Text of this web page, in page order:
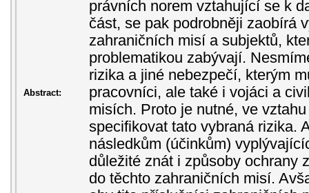
Abstract:
právních norem vztahující se k
část, se pak podrobněji zaobírá
zahraničních misí a subjektů,
problematikou zabývají.
rizika a jiné nebezpečí, kterým
pracovníci, ale také i vojáci a
misích. Proto je nutné, ve
specifikovat tato vybraná rizika.
následkům (účinkům)
důležité znát i způsoby ochrany
do těchto zahraničních misí.